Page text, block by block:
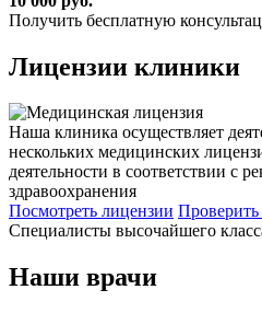
Получить бесплатную
Лицензии клиники
Наша клиника осуществляет
нескольких медицинских
деятельности в соответствии с
здравоохранения
Посмотреть лицензии Проверить
Специалисты высочайшего
Наши врачи